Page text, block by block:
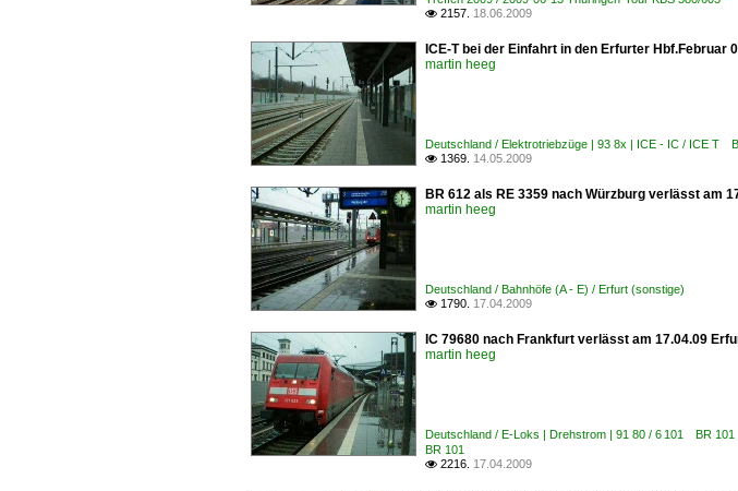
 2157. 18.06.2009
ICE-T bei der Einfahrt in den Erfurter Hbf.Februar
martin heeg
Deutschland / Elektrotriebzüge | 93 8x | ICE - IC / ICE T
 1369. 14.05.2009
BR 612 als RE 3359 nach Würzburg verlässt am
martin heeg
Deutschland / Bahnhöfe (A - E) / Erfurt (sonstige)
 1790. 17.04.2009
IC 79680 nach Frankfurt verlässt am 17.04.09
martin heeg
Deutschland / E-Loks | Drehstrom | 91 80 / 6 101 BR
BR 101
 2216. 17.04.2009